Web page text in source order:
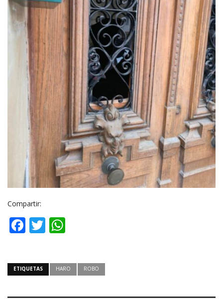
Compartir:
Facebook
Twitter
ETIQUETAS HARO ROBO